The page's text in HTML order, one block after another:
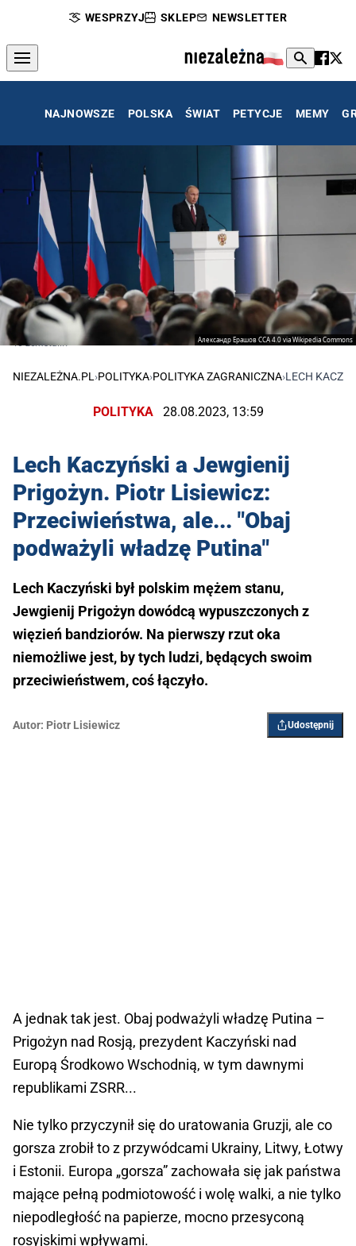
WESPRZYJ SKLEP NEWSLETTER
NAJNOWSZE POLSKA ŚWIAT PETYCJE MEMY
Александр Ерашов CCA 4.0 via Wikipedia Commons
To zemsta...?
NIEZALEŻNA.PL ›POLITYKA›POLITYKA ZAGRANICZNA›LECH
POLITYKA 28.08.2023, 13:59
Lech Kaczyński a Jewgienij
Prigożyn. Piotr Lisiewicz:
Przeciwieństwa, ale... "Obaj
podważyli władzę Putina"
Lech Kaczyński był polskim mężem stanu,
Jewgienij Prigożyn dowódcą wypuszczonych z
więzień bandziorów. Na pierwszy rzut oka
niemożliwe jest, by tych ludzi, będących swoim
przeciwieństwem, coś łączyło.
Autor: Piotr Lisiewicz Udostępnij
A jednak tak jest. Obaj podważyli władzę Putina –
Prigożyn nad Rosją, prezydent Kaczyński nad
Europą Środkowo Wschodnią, w tym dawnymi
republikami ZSRR...
Nie tylko przyczynił się do uratowania Gruzji, ale co
gorsza zrobił to z przywódcami Ukrainy, Litwy, Łotwy
i Estonii. Europa „gorsza” zachowała się jak państwa
mające pełną podmiotowość i wolę walki, a nie tylko
niepodległość na papierze, mocno przesyconą
rosyjskimi wpływami.